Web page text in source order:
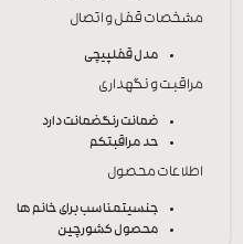
مشخصات قفل و اتصال
مدل قفلپیچی
مراقبت و نگهداری
ضمانت رنگضمانت دارد
حد مراقبتکم
اطلاعات محصول
جنسیتمناسب برای خانم ها
محصول کشورچین